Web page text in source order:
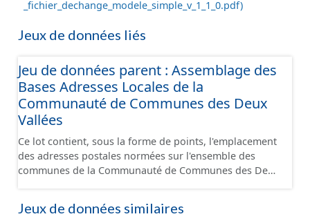
_fichier_dechange_modele_simple_v_1_1_0.pdf)
Jeux de données liés
Jeu de données parent : Assemblage des
Bases Adresses Locales de la
Communauté de Communes des Deux
Vallées
Ce lot contient, sous la forme de points, l'emplacement
des adresses postales normées sur l'ensemble des
communes de la Communauté de Communes des Deux
commune. Une adresse se situe sur le territoire de la
Jeux de données similaires